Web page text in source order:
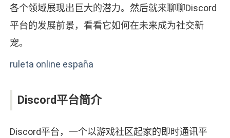
各个领域展现出巨大的潜力。然后就来聊聊Discord
平台的发展前景，看看它如何在未来成为社交新
宠。
ruleta online españa
Discord平台简介
Discord平台，一个以游戏社区起家的即时通讯平